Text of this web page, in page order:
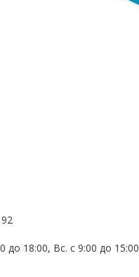
до 18:00, Вс. с 9:00 до 15:00